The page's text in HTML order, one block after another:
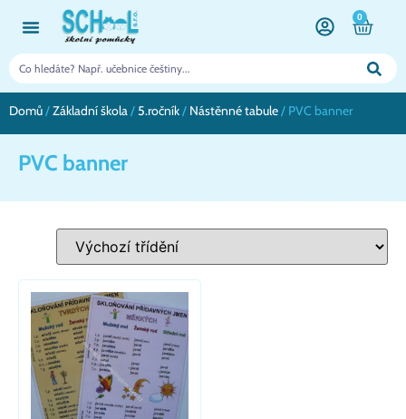
0
Domů/Základní škola/5.ročník/ Nástěnné tabule/ PVC banner
PVC banner